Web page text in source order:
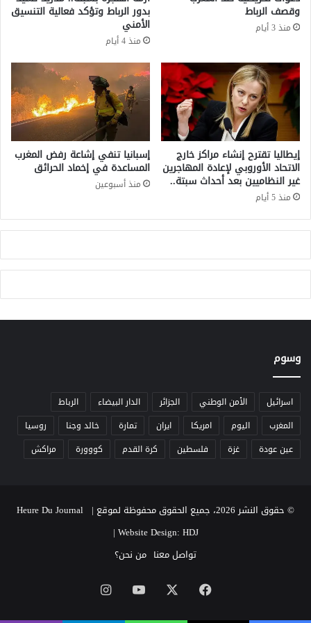
ه
و
ا
ت
ن
م
ر
د
س
ا
ك
ن
ا
د
ن
و
ب
ا
أ
م
ر
ك
ا
و
إ
س
ر
ا
ئ
ي
ل
ل
ف
ر
ق
وقصف الرباط
منذ 3 أيام
بدور الرباط وتؤكد فعالية التنسيق
الأمني
منذ 4 أيام
إيطاليا تقترح إنشاء مراكز خارج
الاتحاد الأوروبي لإعادة المهاجرين
غير النظاميين بعد أحداث سبتة..
منذ 5 أيام
إسبانيا تنفي إشاعة رفض المغرب
المساعدة في إخماد الحرائق
منذ أسبوعين
وسوم
اسرائيل الأمن الوطني الجزائر الدار البيضاء
الرباط
المغرب
اليوم امريكا ايران تمارة خالد وجنا
روسيا
عين عودة
غزة فلسطين كرة القدم كووورة مراكش
© حقوق النشر 2026، جميع الحقوق محفوظة لموقع Heure Du Journal |
Website Design: HDJ
|
تواصل معنا من نحن؟
فيسبوك ‫YouTube